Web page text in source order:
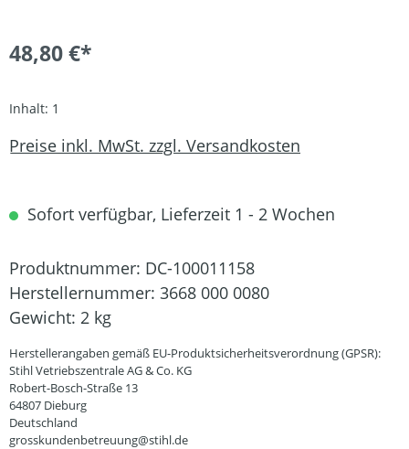
48,80 €*
Inhalt: 1
Preise inkl. MwSt. zzgl. Versandkosten
Sofort verfügbar, Lieferzeit 1 - 2 Wochen
Produktnummer: DC-100011158
Herstellernummer: 3668 000 0080
Gewicht: 2 kg
Herstellerangaben gemäß EU-Produktsicherheitsverordnung (GPSR):
Stihl Vetriebszentrale AG & Co. KG
Robert-Bosch-Straße 13
64807 Dieburg
Deutschland
grosskundenbetreuung@stihl.de